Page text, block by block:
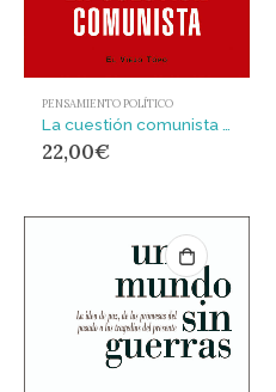
PENSAMIENTO POLÍTICO
22,00€